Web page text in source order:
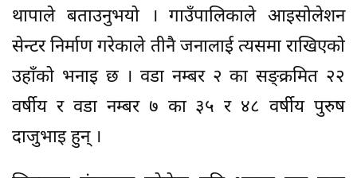
थापाले बताउनुभयो । गाउँपालिकाले आइसोलेशन
सेन्टर निर्माण गरेकाले तीनै जनालाई त्यसमा राखिएको
उहाँको भनाइ छ । वडा नम्बर २ का सङ्क्रमित २२
वर्षीय र वडा नम्बर ७ का ३५ र ४८ वर्षीय पुरुष
दाजुभाइ हुन् ।